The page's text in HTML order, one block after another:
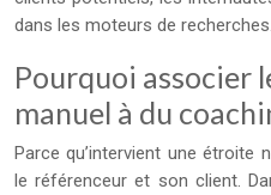
dans les moteurs de recherches.
Pourquoi associer
manuel à du
Parce qu’intervient une étroite
le référenceur et son client.